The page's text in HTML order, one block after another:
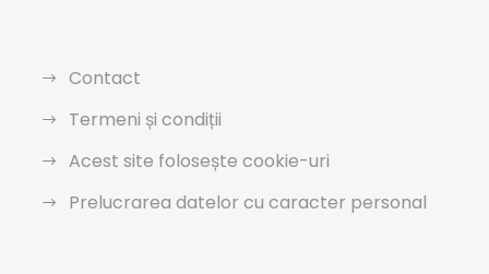
Contact
Termeni și condiții
Acest site folosește cookie-uri
Prelucrarea datelor cu caracter personal